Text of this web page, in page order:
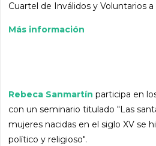
Cuartel de Inválidos y Voluntarios a
Más información
Rebeca Sanmartín participa en
con un seminario titulado "Las
mujeres nacidas en el siglo XV se
político y religioso".